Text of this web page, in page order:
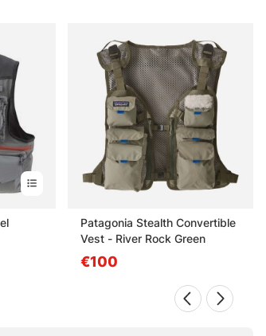
Patagonia Stealth Convertible
Vest - River Rock Green
€100